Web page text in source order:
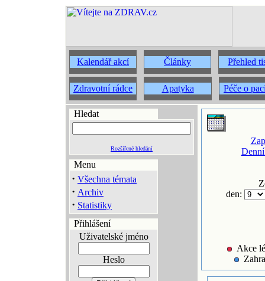
Kalendář akcí Články Přehled
Zdravotní rádce Apatyka Péče o
Hledat
Rozšířené hledání
Menu
· Všechna témata
· Archiv
· Statistiky
Přihlášení
Uživatelské jméno
Heslo
den:
Akce